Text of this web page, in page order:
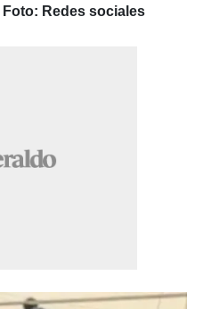
Foto: Redes sociales